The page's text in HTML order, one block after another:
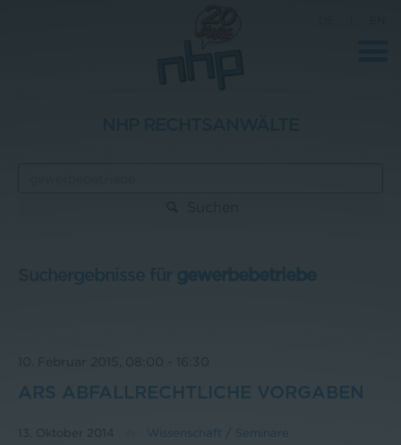
ARS ABFALLRECHTLICHE VORGABEN
13. Oktober 2014 Wissenschaft Seminare